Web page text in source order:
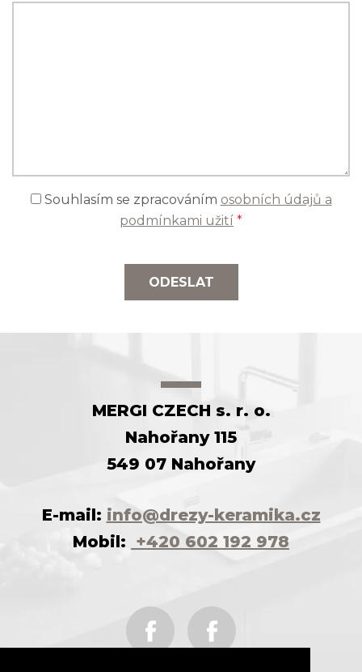
Souhlasím se zpracováním osobních údajů a
podmínkami užití *
ODESLAT
MERGI CZECH s. r. o.
Nahořany 115
549 07 Nahořany
E-mail: info@drezy-keramika.cz
Mobil: +420 602 192 978